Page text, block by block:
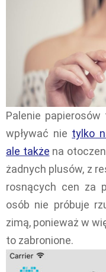
Palenie papierosów
wpływać nie tylko
ale także na
żadnych plusów, z
rosnących cen za
osób nie próbuje
zimą, ponieważ w
to zabronione.